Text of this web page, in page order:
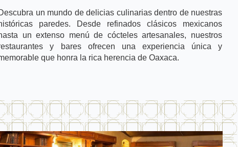
un mundo de delicias culinarias dentro de nuestras
paredes. Desde refinados clásicos mexicanos
un extenso menú de cócteles artesanales, nuestros
y bares ofrecen una experiencia única y
que honra la rica herencia de Oaxaca.